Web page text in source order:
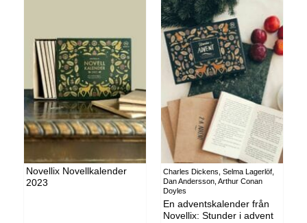
Novellix Novellkalender
2023
Charles Dickens, Selma Lagerlöf,
Dan Andersson, Arthur Conan
Doyles
En adventskalender från
Novellix: Stunder i advent